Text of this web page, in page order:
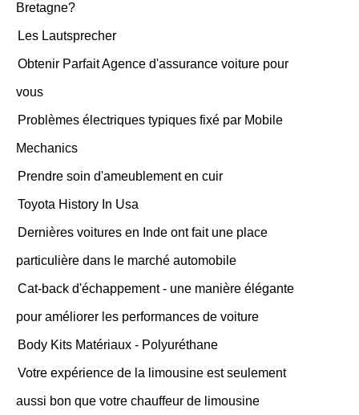
Bretagne?
Les Lautsprecher
Obtenir Parfait Agence d'assurance voiture pour
vous
Problèmes électriques typiques fixé par Mobile
Mechanics
Prendre soin d'ameublement en cuir
Toyota History In Usa
Dernières voitures en Inde ont fait une place
particulière dans le marché automobile
Cat-back d'échappement - une manière élégante
pour améliorer les performances de voiture
Body Kits Matériaux - Polyuréthane
Votre expérience de la limousine est seulement
aussi bon que votre chauffeur de limousine